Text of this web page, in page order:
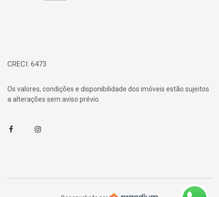
CRECI: 6473
Os valores, condições e disponibilidade dos imóveis estão sujeitos
a alterações sem aviso prévio.
FacebookInstagram